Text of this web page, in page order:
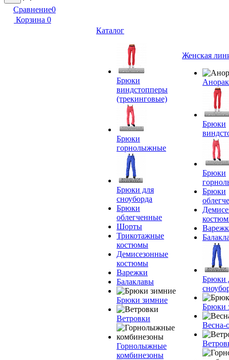
Сравнение0
Корзина 0
Каталог
Брюки
виндстопперы
(трекинговые)
Брюки
горнолыжные
Брюки для
сноуборда
Брюки
облегченные
Шорты
Трикотажные
костюмы
Демисезонные
костюмы
Варежки
Балаклавы
Брюки зимние
Ветровки
Горнолыжные
комбинезоны
Женская
Брюки
Брюки
Брюки
Брюки
Брюки
Весна-